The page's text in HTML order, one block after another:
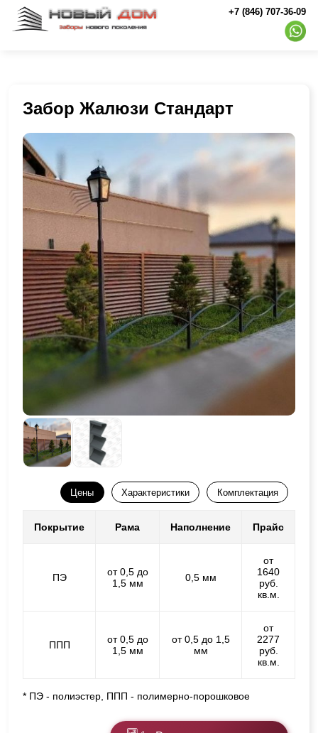
+7 (846) 707-36-09
Забор Жалюзи Стандарт
Цены Характеристики Комплектация
Покрытие Рама Наполнение Прайс
ПЭ
от 0,5 до
1,5 мм
0,5 мм
от
1640
руб.
кв.м.
ППП
от 0,5 до
1,5 мм
от 0,5 до 1,5
мм
от
2277
руб.
кв.м.
* ПЭ - полиэстер, ППП - полимерно-порошковое